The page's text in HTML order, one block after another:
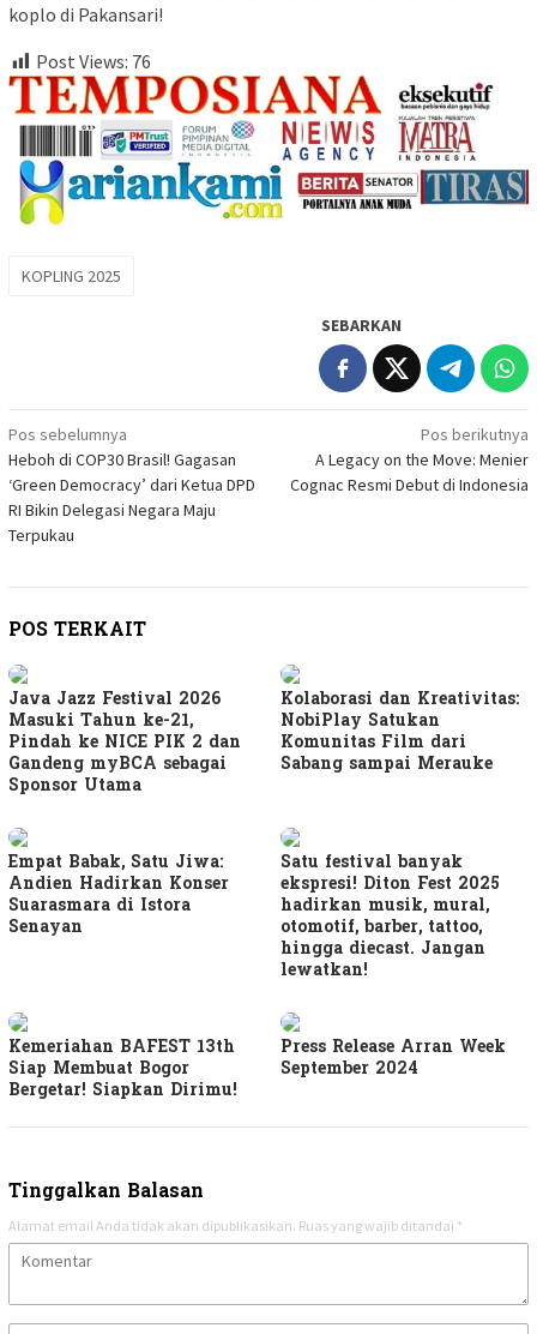
koplo di Pakansari!
Post Views: 76
KOPLING 2025
SEBARKAN
Navigasi
pos
Pos sebelumnya
Heboh di COP30 Brasil! Gagasan
‘Green Democracy’ dari Ketua DPD
RI Bikin Delegasi Negara Maju
Terpukau
Pos berikutnya
A Legacy on the Move: Menier
Cognac Resmi Debut di Indonesia
POS TERKAIT
Java Jazz Festival 2026
Masuki Tahun ke-21,
Pindah ke NICE PIK 2 dan
Gandeng myBCA sebagai
Sponsor Utama
Kolaborasi dan Kreativitas:
NobiPlay Satukan
Komunitas Film dari
Sabang sampai Merauke
Empat Babak, Satu Jiwa:
Andien Hadirkan Konser
Suarasmara di Istora
Senayan
Satu festival banyak
ekspresi! Diton Fest 2025
hadirkan musik, mural,
otomotif, barber, tattoo,
hingga diecast. Jangan
lewatkan!
Kemeriahan BAFEST 13th
Siap Membuat Bogor
Bergetar! Siapkan Dirimu!
Press Release Arran Week
September 2024
Tinggalkan Balasan
Alamat email Anda tidak akan dipublikasikan. Ruas yang wajib ditandai *